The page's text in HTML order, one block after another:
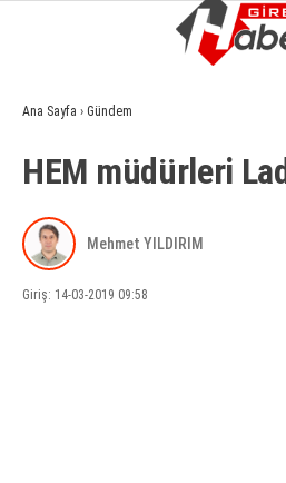
GÜNDEM
EKONOMI
SIYASET
Ana Sayfa › Gündem
HEM müdürleri
Mehmet YILDIRIM
Giriş: 14-03-2019 09:58